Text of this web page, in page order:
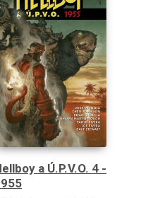
a Ú.P.V.O. 4 -